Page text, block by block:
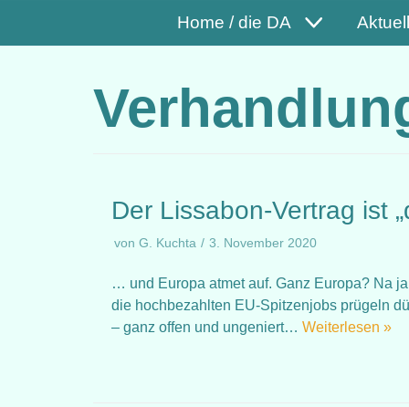
Home / die DA
Der Lissabon-Vertrag ist
von G. Kuchta 3. November 2020
… und Europa atmet auf. Ganz Europa? Na
die hochbezahlten EU-Spitzenjobs prügeln
– ganz offen und ungeniert… Weiterlesen »